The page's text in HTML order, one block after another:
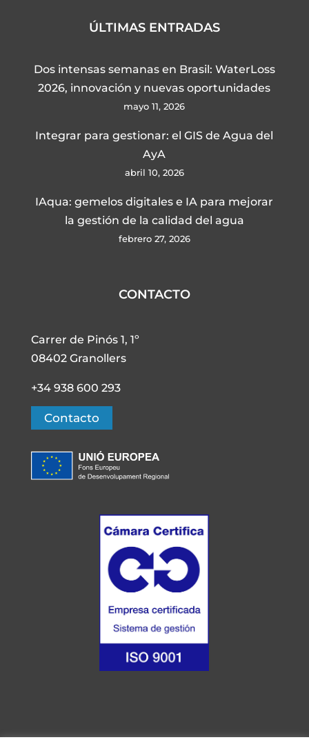
ÚLTIMAS ENTRADAS
Dos intensas semanas en Brasil: WaterLoss
2026, innovación y nuevas oportunidades
mayo 11, 2026
Integrar para gestionar: el GIS de Agua del
AyA
abril 10, 2026
IAqua: gemelos digitales e IA para mejorar
la gestión de la calidad del agua
febrero 27, 2026
CONTACTO
Carrer de Pinós 1, 1º
08402 Granollers
+34 938 600 293
Contacto